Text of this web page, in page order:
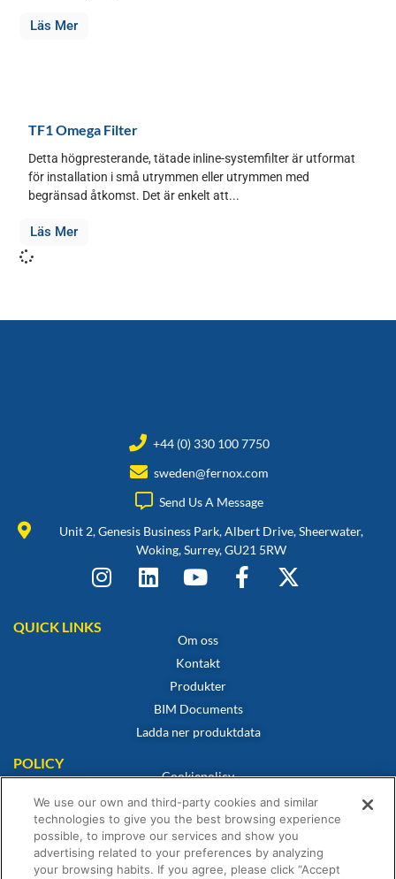
Läs Mer
TF1 Omega Filter
Detta högpresterande, tätade inline-systemfilter är utformat
för installation i små utrymmen eller utrymmen med
begränsad åtkomst. Det är enkelt att...
Läs Mer
+44 (0) 330 100 7750
sweden@fernox.com
Send Us A Message
Unit 2, Genesis Business Park, Albert Drive, Sheerwater,
Woking, Surrey, GU21 5RW
QUICK LINKS
Om oss
Kontakt
Produkter
BIM Documents
Ladda ner produktdata
POLICY
Cookiepolicy
Integritetspolicy
Friskrivning
Försäljningsvillkor
Intyg om överensstämmelse
We use our own and third-party cookies and similar
technologies to give you the best browsing experience
possible, to improve our services and show you
advertising related to your preferences by analyzing
your browsing habits. If you agree, please click “Accept